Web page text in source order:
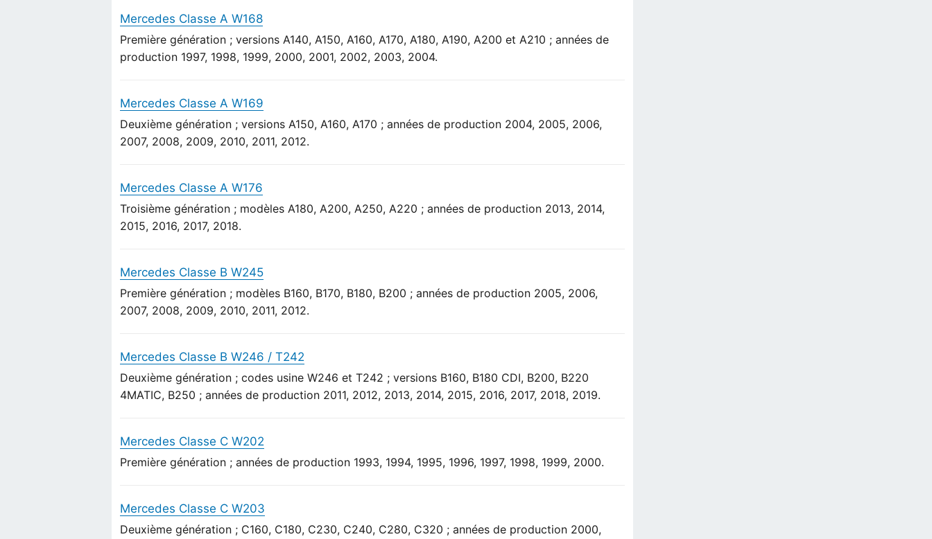
Mercedes Classe A W168
Première génération ; versions A140, A150, A160, A170, A180, A190, A200 et A210 ; années de
production 1997, 1998, 1999, 2000, 2001, 2002, 2003, 2004.
Mercedes Classe A W169
Deuxième génération ; versions A150, A160, A170 ; années de production 2004, 2005, 2006,
2007, 2008, 2009, 2010, 2011, 2012.
Mercedes Classe A W176
Troisième génération ; modèles A180, A200, A250, A220 ; années de production 2013, 2014,
2015, 2016, 2017, 2018.
Mercedes Classe B W245
Première génération ; modèles B160, B170, B180, B200 ; années de production 2005, 2006,
2007, 2008, 2009, 2010, 2011, 2012.
Mercedes Classe B W246 / T242
Deuxième génération ; codes usine W246 et T242 ; versions B160, B180 CDI, B200, B220
4MATIC, B250 ; années de production 2011, 2012, 2013, 2014, 2015, 2016, 2017, 2018, 2019.
Mercedes Classe C W202
Première génération ; années de production 1993, 1994, 1995, 1996, 1997, 1998, 1999, 2000.
Mercedes Classe C W203
Deuxième génération ; C160, C180, C230, C240, C280, C320 ; années de production 2000,